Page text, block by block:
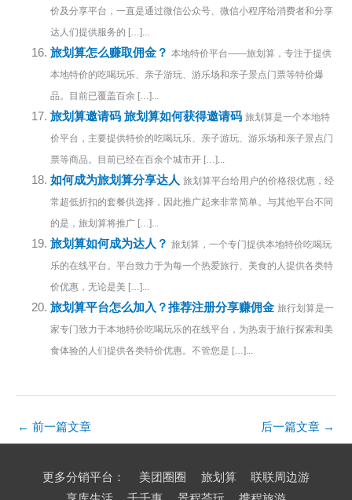
价及分享平台，一直是通过微信公众号、微信小程序给消费者和分享
达人们提供服务的 […]...
旅划算怎么赚取佣金？ 本地特价平台——旅划算，专注于提供
本地特价的吃喝玩乐、亲子游玩、游乐场和亲子景点门票等特价爆
品。目前已覆盖百余 […]...
旅划算邀请码 旅划算如何获得邀请码 旅划算是一个本地特
价平台，主要提供特价的吃喝玩乐、亲子游玩、游乐场和亲子景点门
票等商品。目前已经在百余个城市开 […]...
如何成为旅划算分享达人 旅划算平台给用户的价格很优惠，经
常超低折扣的套餐供选择，因此推广起来非常简单。与其他平台不同
的是，旅划算将推广 […]...
旅划算如何成为达人？ 旅划算，一个专门提供本地特价吃喝玩
乐的在线平台。平台致力于为每一个热爱旅行、美食的人提供各类特
价优惠，无论是美 […]...
旅划算平台怎么加入？推荐注册分享赚佣金 旅行划算是一
家专门致力于本地特价吃喝玩乐的在线平台，为热衷于旅行探索和美
食体验的人们提供各类特价优惠。不管您是 […]...
← 前一篇文章 后一篇文章 →
更多分销平台： 美团圈圈 旅划算
联联周边游